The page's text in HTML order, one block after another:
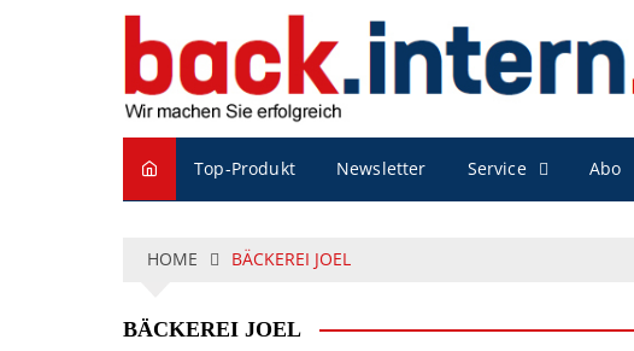
Top-Produkt Newsletter Service Abo
HOME BÄCKEREI JOEL
BÄCKEREI JOEL